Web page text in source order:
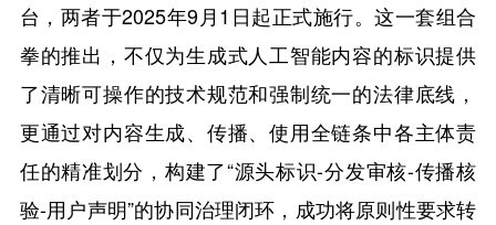
台，两者于2025年9月1日起正式施行。这一套组合
拳的推出，不仅为生成式人工智能内容的标识提供
了清晰可操作的技术规范和强制统一的法律底线，
更通过对内容生成、传播、使用全链条中各主体责
任的精准划分，构建了“源头标识-分发审核-传播核
验-用户声明”的协同治理闭环，成功将原则性要求转